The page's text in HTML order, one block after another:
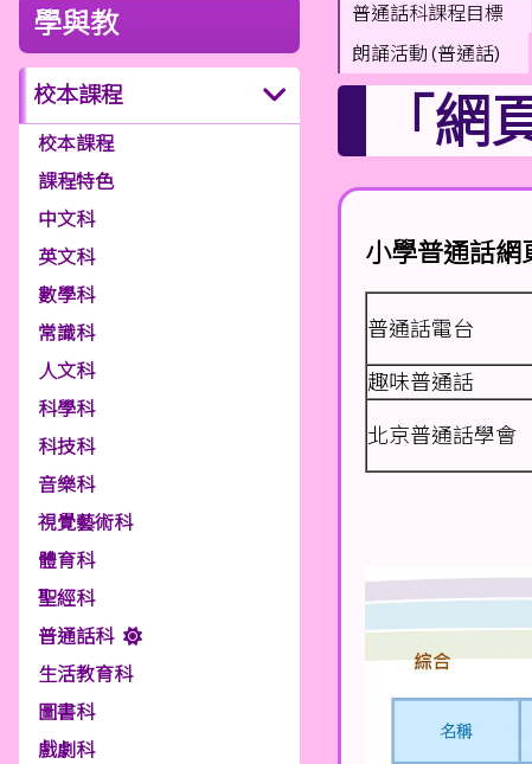
學與教
校本課程
校本課程
課程特色
中文科
英文科
數學科
常識科
人文科
科學科
科技科
音樂科
視覺藝術科
體育科
聖經科
普通話科
生活教育科
圖書科
戲劇科
普通話科課程目標
朗誦活動 (普通話)
「
小學普通話網
普通話電台
趣味普通話
北京普通話學會